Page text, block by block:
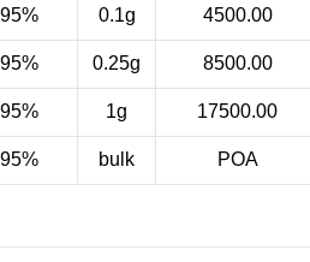
0.1g 4500.00
0.25g 8500.00
1g 17500.00
bulk POA